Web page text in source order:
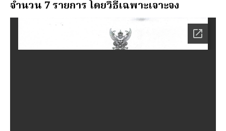
จำนวน 7 รายการ โดยวิธีเฉพาะเจาะจง